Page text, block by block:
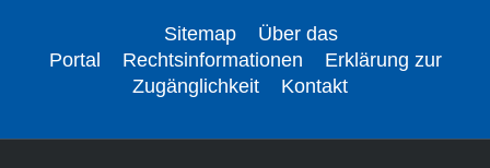
Sitemap
Über das
Portal
Rechtsinformationen
Erklärung zur
Zugänglichkeit
Kontakt